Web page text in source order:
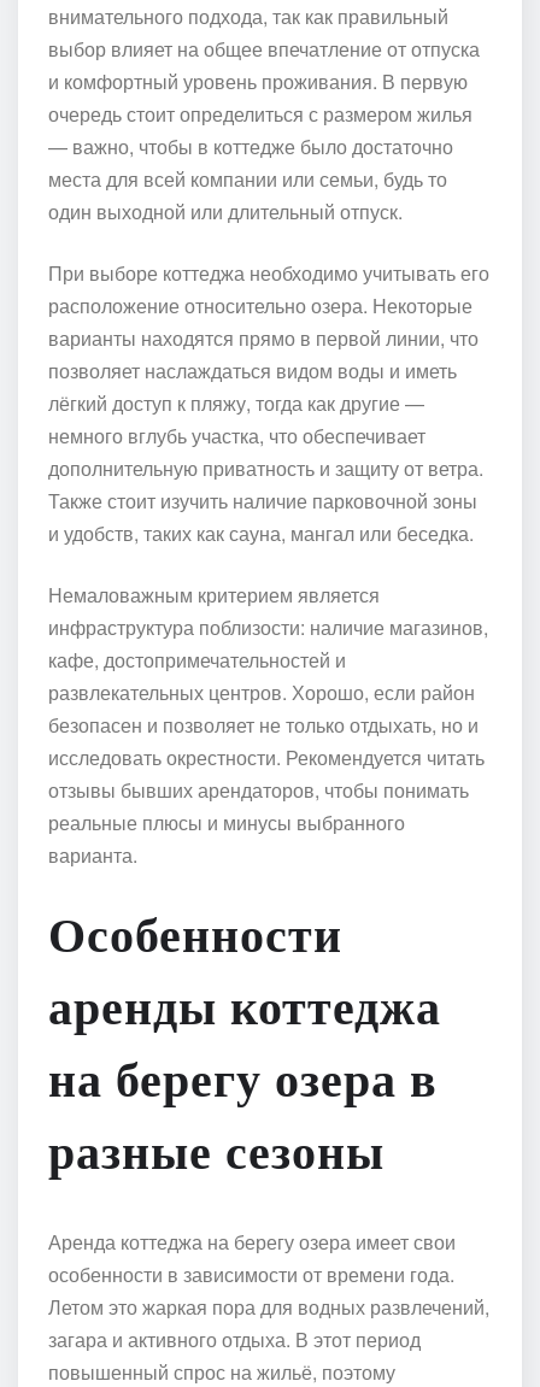
внимательного подхода, так как правильный
выбор влияет на общее впечатление от отпуска
и комфортный уровень проживания. В первую
очередь стоит определиться с размером жилья
— важно, чтобы в коттедже было достаточно
места для всей компании или семьи, будь то
один выходной или длительный отпуск.
При выборе коттеджа необходимо учитывать его
расположение относительно озера. Некоторые
варианты находятся прямо в первой линии, что
позволяет наслаждаться видом воды и иметь
лёгкий доступ к пляжу, тогда как другие —
немного вглубь участка, что обеспечивает
дополнительную приватность и защиту от ветра.
Также стоит изучить наличие парковочной зоны
и удобств, таких как сауна, мангал или беседка.
Немаловажным критерием является
инфраструктура поблизости: наличие магазинов,
кафе, достопримечательностей и
развлекательных центров. Хорошо, если район
безопасен и позволяет не только отдыхать, но и
исследовать окрестности. Рекомендуется читать
отзывы бывших арендаторов, чтобы понимать
реальные плюсы и минусы выбранного
варианта.
Особенности
аренды коттеджа
на берегу озера в
разные сезоны
Аренда коттеджа на берегу озера имеет свои
особенности в зависимости от времени года.
Летом это жаркая пора для водных развлечений,
загара и активного отдыха. В этот период
повышенный спрос на жильё, поэтому